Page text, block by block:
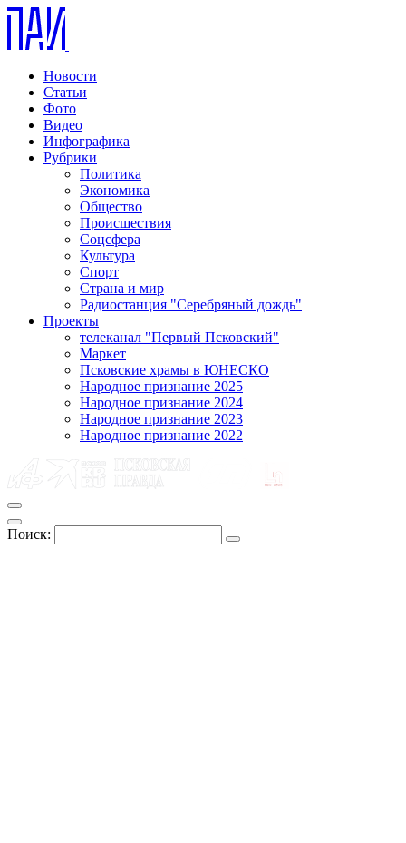
Новости
Статьи
Фото
Видео
Инфографика
Рубрики
Политика
Экономика
Общество
Происшествия
Соцсфера
Культура
Спорт
Страна и мир
Радиостанция "Серебряный дождь"
Проекты
телеканал "Первый Псковский"
Маркет
Псковские храмы в ЮНЕСКО
Народное признание 2025
Народное признание 2024
Народное признание 2023
Народное признание 2022
Поиск: